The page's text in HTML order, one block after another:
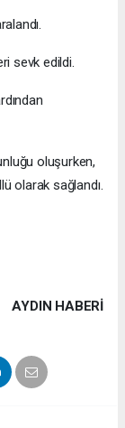
sevk edildi.
oluşurken,
olarak sağlandı.
AYDIN HABERİ